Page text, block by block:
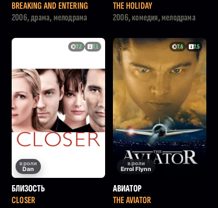
BREAKING AND ENTERING
2006, драма, мелодрама
THE HOLIDAY
2006, комедия, мелодрама
7.2 7.1
в роли
Dan
БЛИЗОСТЬ
CLOSER
7.6 7.5
в роли
Errol Flynn
АВИАТОР
THE AVIATOR